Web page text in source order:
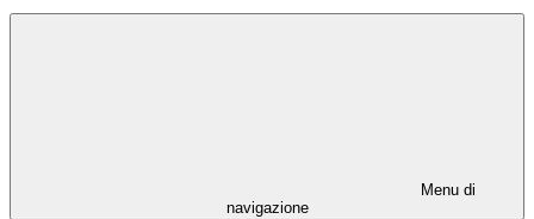
Menu di
navigazione